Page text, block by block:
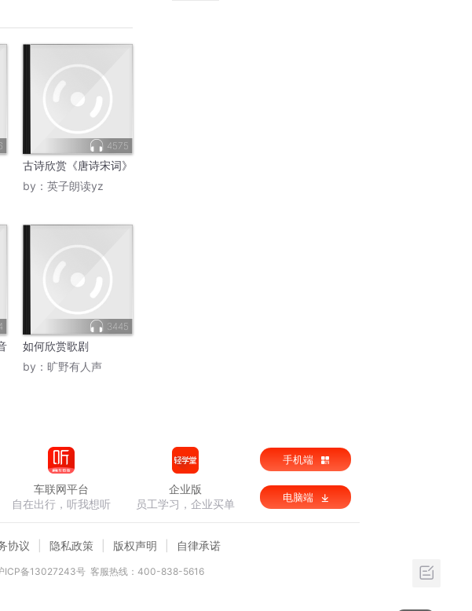
4575
古诗欣赏《唐诗宋词》
by： 英子朗读yz
3445
如何欣赏歌剧
by： 旷野有人声
车联网平台
自在出行，听我想听
企业版
员工学习，企业买单
手机端
电脑端
协议 隐私政策 版权声明 自律承诺
ICP备13027243号 客服热线：400-838-5616